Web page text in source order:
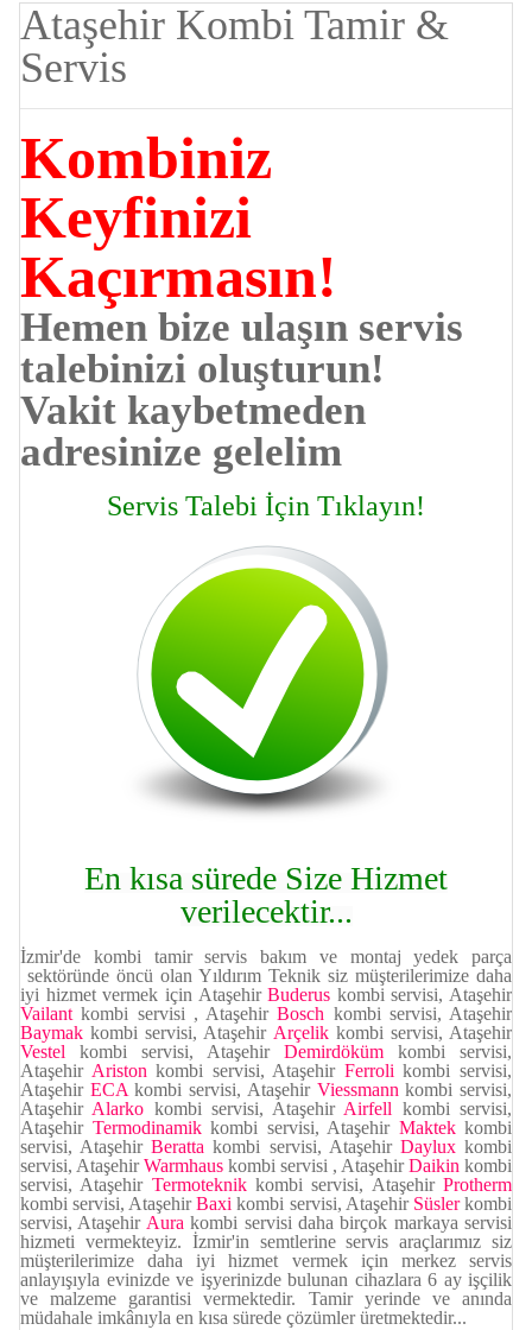
Ataşehir Kombi Tamir &
Servis
Kombiniz
Keyfinizi
Kaçırmasın!
Hemen bize ulaşın servis
talebinizi oluşturun!
Vakit kaybetmeden
adresinize gelelim
Servis Talebi İçin Tıklayın!
En kısa sürede Size Hizmet
verilecektir...
İzmir'de kombi tamir servis bakım ve montaj yedek parça
sektöründe öncü olan Yıldırım Teknik siz müşterilerimize daha
iyi hizmet vermek için AtaşehirBuderus kombi servisi, Ataşehir
Vailant kombi servisi , AtaşehirBosch kombi servisi, Ataşehir
Baymak kombi servisi, Ataşehir Arçelikkombi servisi, Ataşehir
Vestel kombi servisi, Ataşehir Demirdöküm kombi servisi,
Ataşehir Ariston kombi servisi, Ataşehir Ferroli kombi servisi,
Ataşehir ECA kombi servisi, Ataşehir Viessmann kombi servisi,
Ataşehir Alarko kombi servisi, Ataşehir Airfell kombi servisi,
Ataşehir Termodinamikkombi servisi, Ataşehir Maktekkombi
servisi, AtaşehirBeratta kombi servisi, Ataşehir Dayluxkombi
servisi, AtaşehirWarmhaus kombi servisi , AtaşehirDaikin kombi
servisi, Ataşehir Termoteknikkombi servisi, AtaşehirProtherm
kombi servisi, AtaşehirBaxi kombi servisi, Ataşehir Süslerkombi
servisi, Ataşehir Aura kombi servisi daha birçok markaya servisi
hizmeti vermekteyiz. İzmir'in semtlerine servis araçlarımız siz
müşterilerimize daha iyi hizmet vermek için merkez servis
anlayışıyla evinizde ve işyerinizde bulunan cihazlara 6 ay işçilik
ve malzeme garantisi vermektedir. Tamir yerinde ve anında
müdahale imkânıyla en kısa sürede çözümler üretmektedir...